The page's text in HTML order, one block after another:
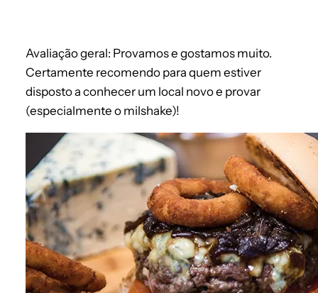
Avaliação geral: Provamos e gostamos muito.
Certamente recomendo para quem estiver
disposto a conhecer um local novo e provar
(especialmente o milshake)!